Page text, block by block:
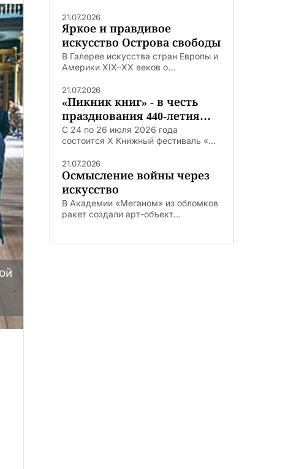
21.07.2026
Яркое и правдивое
искусство Острова свободы
В Галерее искусства стран Европы и
Америки XIX–XX веков о...
21.07.2026
«Пикник книг» - в честь
празднования 440-летия
Тюмени
С 24 по 26 июля 2026 года
состоится X Книжный фестиваль «...
21.07.2026
Осмысление войны через
искусство
В Академии «Меганом» из обломков
ракет создали арт-объект...